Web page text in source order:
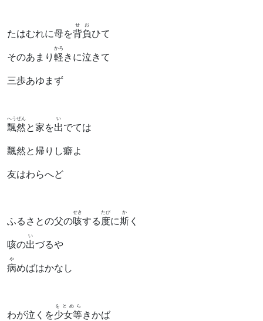
たはむれに母を背負
せお
ひて
そのあまり 軽
かろ
きに泣きて
三歩あゆまず
飄然
へうぜん
と家を出
い
でては
飄然と帰りし癖よ
友はわらへど
ふるさとの父の咳
せき
する度
たび
に斯
か
く
咳の出
い
づるや
病
や
めばはかなし
わが泣くを少女等
をとめら
きかば